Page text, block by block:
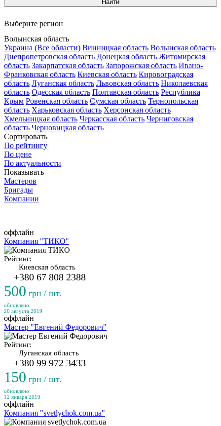
Найти
Выберите регион
Волынская область
Украина (Все области) Винницкая область Волынская область
Днепропетровская область Донецкая область Житомирская
область Закарпатская область Запорожская область Ивано-
Франковская область Киевская область Кировоградская
область Луганская область Львовская область Николаевская
область Одесская область Полтавская область Республика
Крым Ровенская область Сумская область Тернопольская
область Харьковская область Херсонская область
Хмельницкая область Черкасская область Черниговская
область Черновицкая область
Сортировать
По рейтингу
По цене
По актуальности
Показывать
Мастеров
Бригады
Компании
оффлайн
Компания "ТИКО"
Рейтинг:
Киевская область
+380 67 808 2388
500 грн / шт.
обновлено:
20 августа 2019
оффлайн
Мастер "Евгений Федорович"
Рейтинг:
Луганская область
+380 99 972 3433
150 грн / шт.
обновлено:
12 января 2019
оффлайн
Компания "svetlychok.com.ua"